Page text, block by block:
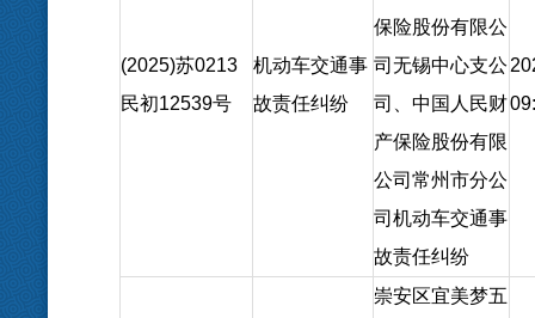
(2025)苏0213
民初12539号
机动车交通事
故责任纠纷
保险股份有限公
司无锡中心支公
司、中国人民财
产保险股份有限
公司常州市分公
司机动车交通事
故责任纠纷
崇安区宜美梦五